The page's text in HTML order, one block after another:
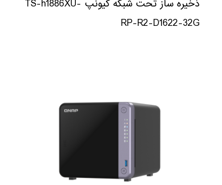
ذخیره ساز تحت شبکه کیونپ TS-h1886XU-
RP-R2-D1622-32G